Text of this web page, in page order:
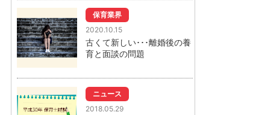
保育業界
2020.10.15
古くて新しい･･･離婚後の養
育と面談の問題
ニュース
2018.05.29